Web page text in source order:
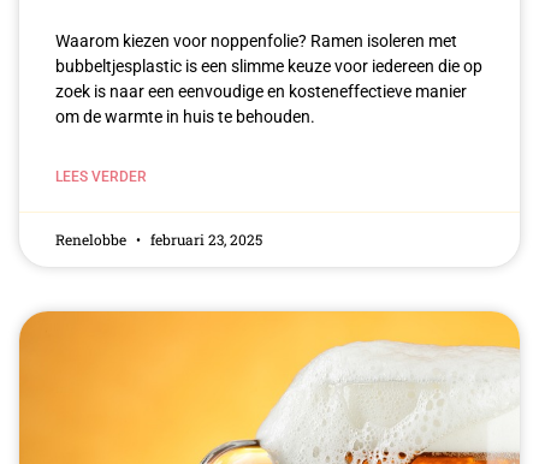
Waarom kiezen voor noppenfolie? Ramen isoleren met
bubbeltjesplastic is een slimme keuze voor iedereen die op
zoek is naar een eenvoudige en kosteneffectieve manier
om de warmte in huis te behouden.
LEES VERDER
Renelobbe februari 23, 2025